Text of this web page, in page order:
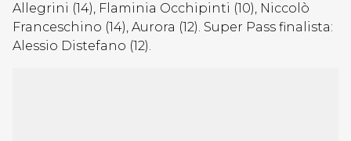
Allegrini (14), Flaminia Occhipinti (10), Niccolò
Franceschino (14), Aurora (12). Super Pass finalista:
Alessio Distefano (12).